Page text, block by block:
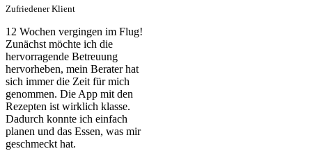
Zufriedener Klient
12 Wochen vergingen im Flug!
Zunächst möchte ich die
hervorragende Betreuung
hervorheben, mein Berater hat
sich immer die Zeit für mich
genommen. Die App mit den
Rezepten ist wirklich klasse.
Dadurch konnte ich einfach
planen und das Essen, was mir
geschmeckt hat.